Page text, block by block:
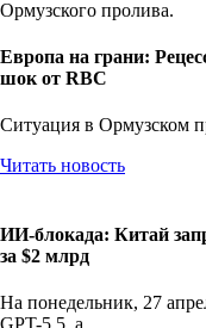
Европа на грани:
шок от RBC
Ситуация в Ормузском
Читать новость
ИИ-блокада: Китай
за $2 млрд
На понедельник, 27
GPT-5.5, а...